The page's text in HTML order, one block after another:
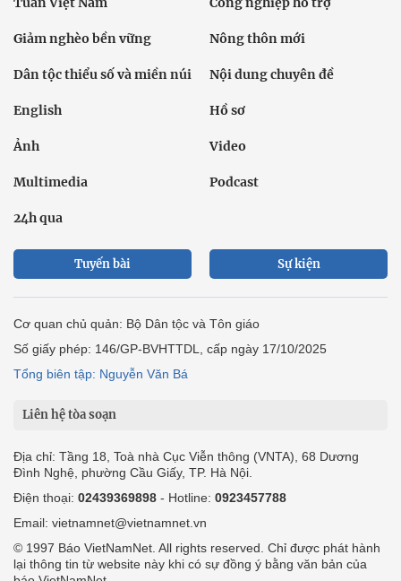
Giảm nghèo bền vững Nông thôn mới
Dân tộc thiểu số và miền núi Nội dung chuyên đề
English Hồ sơ
Ảnh Video
Multimedia Podcast
24h qua
Tuyến bài Sự kiện
Cơ quan chủ quản: Bộ Dân tộc và Tôn giáo
Số giấy phép: 146/GP-BVHTTDL, cấp ngày 17/10/2025
Tổng biên tập: Nguyễn Văn Bá
Liên hệ tòa soạn
Địa chỉ: Tầng 18, Toà nhà Cục Viễn thông (VNTA), 68 Dương
Đình Nghệ, phường Cầu Giấy, TP. Hà Nội.
Điện thoại: 02439369898 - Hotline: 0923457788
Email: vietnamnet@vietnamnet.vn
© 1997 Báo VietNamNet. All rights reserved. Chỉ được phát hành
lại thông tin từ website này khi có sự đồng ý bằng văn bản của